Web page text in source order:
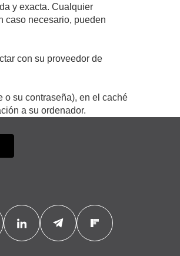
y exacta. Cualquier
caso necesario, pueden
con su proveedor de
o su contraseña), en el caché
a su ordenador.